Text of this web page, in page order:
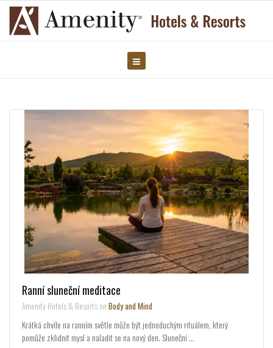
Ranní sluneční meditace
Amenity Hotels & Resorts on Body and Mind
Krátká chvíle na ranním světle může být jednoduchým rituálem, který
pomůže zklidnit mysl a naladit se na nový den. Sluneční …